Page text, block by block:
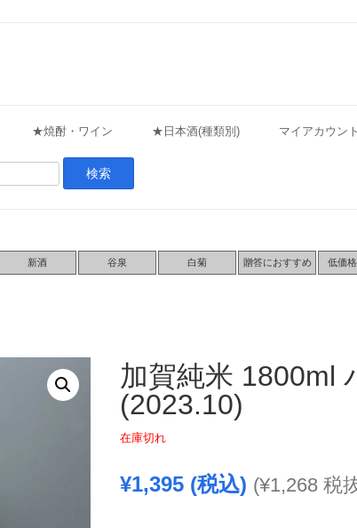
★焼酎・ワイン ★日本酒(種類別) マイアカウント
新酒 谷泉 白菊 贈答におすすめ 低価
加賀純米 1800ml
(2023.10)
在庫切れ
¥1,395(税込) (¥1,268税